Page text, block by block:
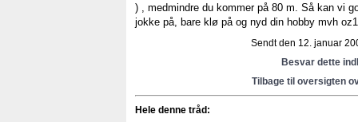
) , medmindre du kommer på 80 m. Så kan vi
jokke på, bare klø på og nyd din hobby mvh
Sendt den 12. januar
Besvar dette
Tilbage til oversigten
Hele denne tråd: